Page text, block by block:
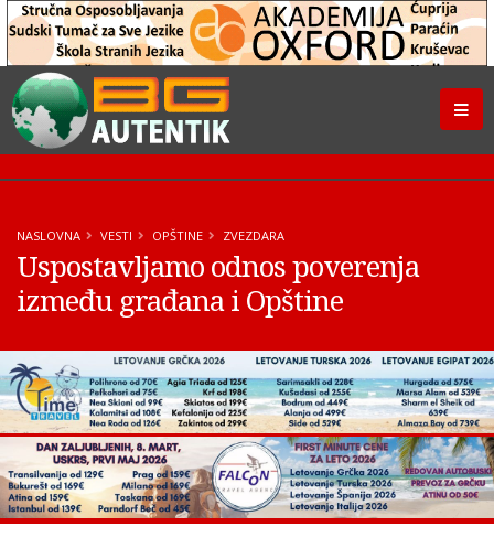
NASLOVNA VESTI OPŠTINE ZVEZDARA
Uspostavljamo odnos poverenja
između građana i Opštine